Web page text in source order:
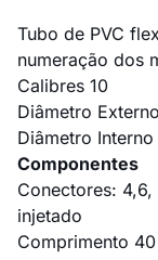
Tubo de PVC
numeração dos
Calibres 10
Diâmetro
Diâmetro
Componentes
Conectores: 4,6,
injetado
Comprimento